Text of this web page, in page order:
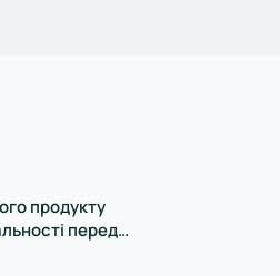
продукту
перед